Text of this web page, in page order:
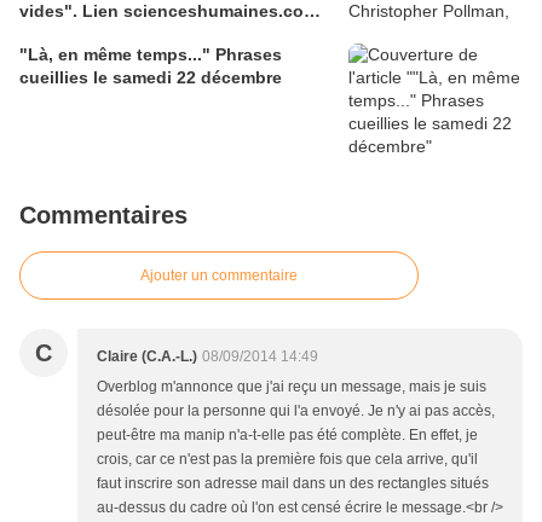
vides". Lien scienceshumaines.com,
Léotard, ''Le dressage des élites...''
"Là, en même temps..." Phrases
cueillies le samedi 22 décembre
Commentaires
Ajouter un commentaire
C Claire (C.A.-L.) 08/09/2014 14:49
Overblog m'annonce que j'ai reçu un message, mais je suis
désolée pour la personne qui l'a envoyé. Je n'y ai pas accès,
peut-être ma manip n'a-t-elle pas été complète. En effet, je
crois, car ce n'est pas la première fois que cela arrive, qu'il
faut inscrire son adresse mail dans un des rectangles situés
au-dessus du cadre où l'on est censé écrire le message.<br />